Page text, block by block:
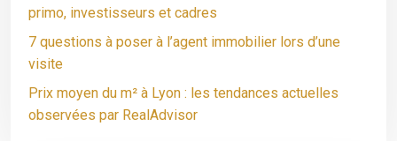
primo, investisseurs et cadres
7 questions à poser à l’agent immobilier lors d’une
visite
Prix moyen du m² à Lyon : les tendances actuelles
observées par RealAdvisor